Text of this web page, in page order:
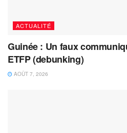
ACTUALITÉ
Guinée : Un faux
ETFP (debunking)
AOÛT 7, 2026